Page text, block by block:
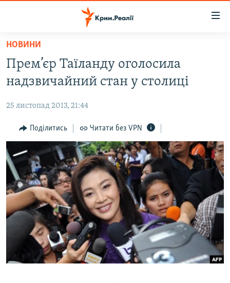
Перейти
основного
матеріалу
до
навігації
Перейти
до
пошуку
НОВИНИ
ВОДА.КРИМ
ПОЛІТИКА
БЛОГИ
ІНТЕРВ'Ю
ВСЕ ЗА ДЕНЬ
СПЕЦПРОЕКТИ
ДЕПОРТАЦІЯ
ВІДЕОУРОКИ «ELIFBE»
СВІДЧЕННЯ ОКУПАЦІЇ
ЯК ОБІЙТИ БЛОКУВАННЯ
Русский
Qırımtatar
НОВИНИ
Прем’єр Таїланду оголосила
надзвичайний стан у столиці
25 листопад 2013, 21:44
Поділитись Читати без VPN